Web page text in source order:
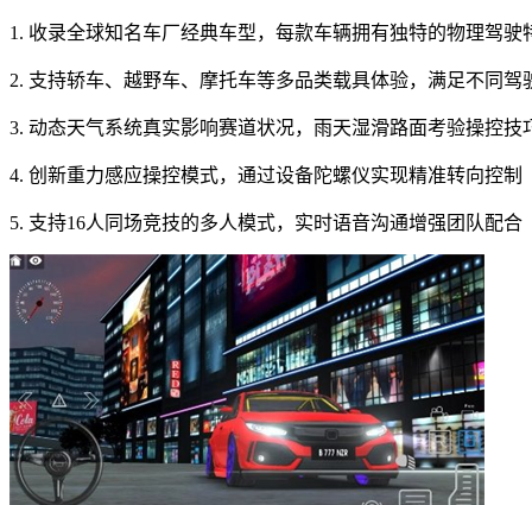
1. 收录全球知名车厂经典车型，每款车辆拥有独特的物理驾驶
2. 支持轿车、越野车、摩托车等多品类载具体验，满足不同驾
3. 动态天气系统真实影响赛道状况，雨天湿滑路面考验操控技
4. 创新重力感应操控模式，通过设备陀螺仪实现精准转向控制
5. 支持16人同场竞技的多人模式，实时语音沟通增强团队配合